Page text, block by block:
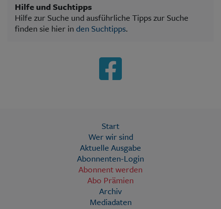
Hilfe und Suchtipps
Hilfe zur Suche und ausführliche Tipps zur Suche
finden sie hier in den Suchtipps.
Start
Wer wir sind
Aktuelle Ausgabe
Abonnenten-Login
Abonnent werden
Abo Prämien
Archiv
Mediadaten